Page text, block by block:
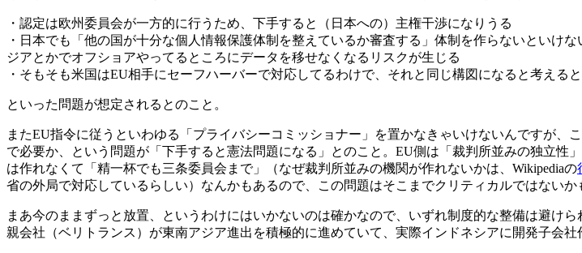
・認定は欧州委員会が一方的に行うため、下手すると（日本への）主権干渉になりうる
・日本でも「他の国が十分な個人情報保護体制を整えているか審査する」体制を作らないとい
ジアとかでオフショアやってるところにデータを移せなくなるリスクが生じる
・そもそも米国はEU相手にセーフハーバーで対応してるわけで、それと同じ構図になると考える
といった問題が想定されるとのこと。
またEU指令に従うといわゆる「プライバシーコミッショナー」を置かなきゃいけないんですが
で必要か、という問題が「下手すると憲法問題になる」とのこと。EU側は「裁判所並みの独立
は作れなくて「精一杯でも三条委員会まで」（なぜ裁判所並みの機関が作れないかは、Wikipediaの
省の外局で対応しているらしい）なんかもあるので、この問題はそこまでクリティカルではないか
まあ今のままずっと放置、というわけにはいかないのは確かなので、いずれ制度的な整備は避け
親会社（ベリトランス）が東南アジア進出を積極的に進めていて、実際インドネシアに開発子会